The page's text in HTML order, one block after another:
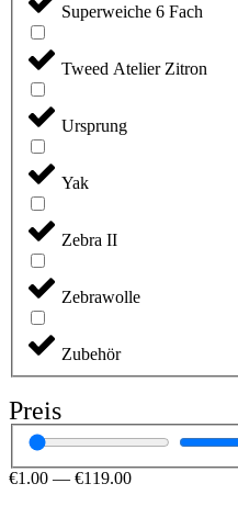
Superweiche 6 Fach
Tweed Atelier Zitron
Ursprung
Yak
Zebra II
Zebrawolle
Zubehör
Preis
€1 .00 — €119.00